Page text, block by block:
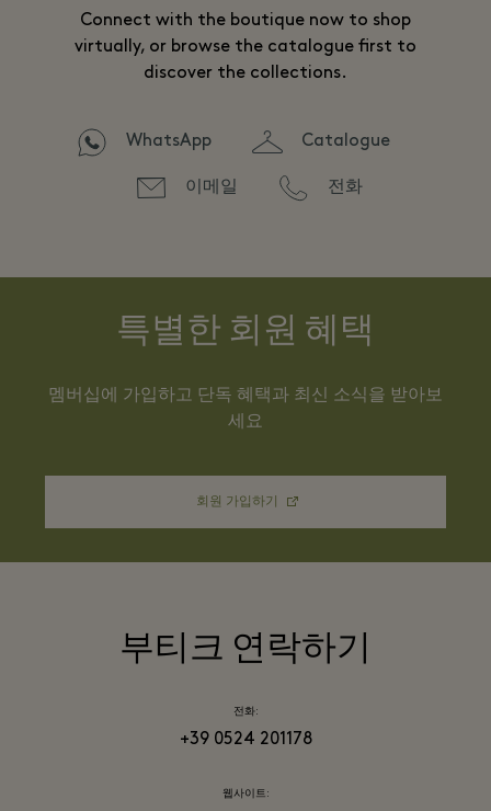
Connect with the boutique now to shop
virtually, or browse the catalogue first to
discover the collections.
WhatsApp Catalogue
이메일 전화
특별한 회원 혜택
멤버십에 가입하고 단독 혜택과 최신 소식을 받아보
세요
회원 가입하기
부티크 연락하기
전화:
+39 0524 201178
웹사이트: